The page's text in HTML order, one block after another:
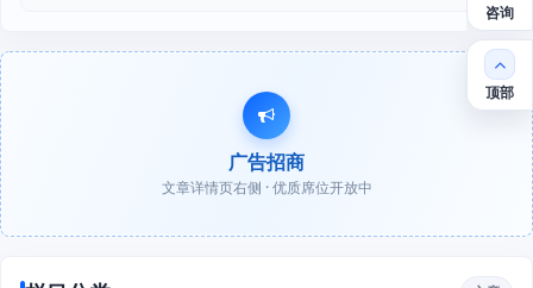
广告招商
文章详情页右侧 · 优质席位开放中
咨询
顶部